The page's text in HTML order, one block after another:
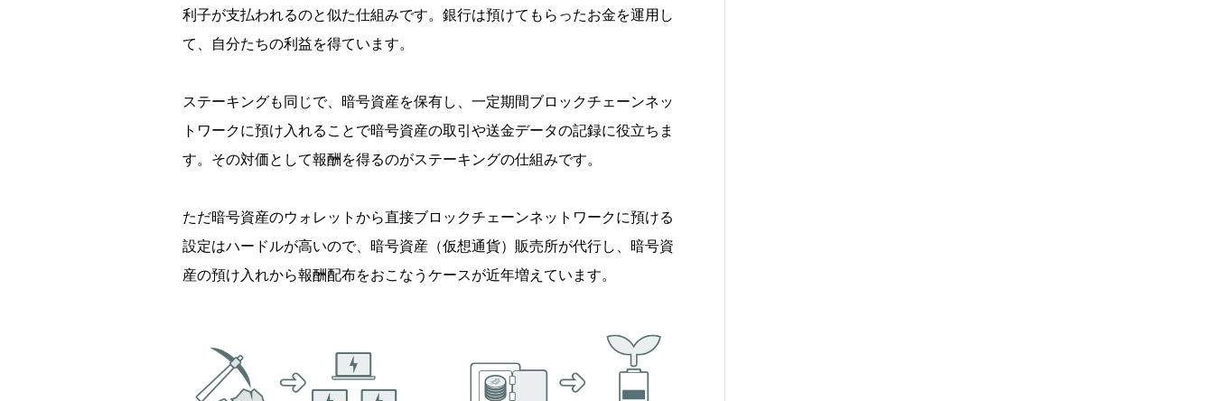
利子が支払われるのと似た仕組みです。銀行は預けてもらったお金を運用し
て、自分たちの利益を得ています。
ステーキングも同じで、暗号資産を保有し、一定期間ブロックチェーンネッ
トワークに預け入れることで暗号資産の取引や送金データの記録に役立ちま
す。その対価として報酬を得るのがステーキングの仕組みです。
ただ暗号資産のウォレットから直接ブロックチェーンネットワークに預ける
設定はハードルが高いので、暗号資産（仮想通貨）販売所が代行し、暗号資
産の預け入れから報酬配布をおこなうケースが近年増えています。